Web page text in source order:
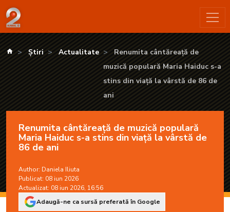
Renumita cântăreață de muzică populară Maria Haiduc s-a
kanald.ro
Știri Actualitate
Renumita cântăreață de
muzică populară Maria Haiduc s-a
stins din viață la vârstă de 86 de
ani
Renumita cântăreață de muzică populară
Maria Haiduc s-a stins din viață la vârstă de
86 de ani
Author: Daniela Iliuta
Publicat: 08 iun 2026
Actualizat: 08 iun 2026, 16:56
Adaugă-ne ca sursă preferată în Google